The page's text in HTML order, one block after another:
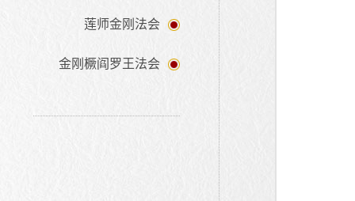
莲师金刚法会
金刚橛阎罗王法会